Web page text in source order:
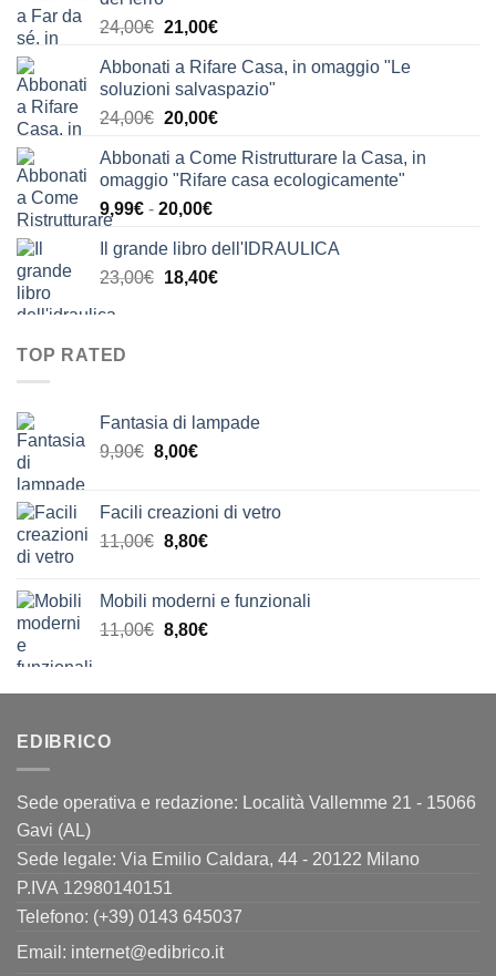
24,00€ Il
originale
era:
24,00€.
21,00€Il
attuale
è:
21,00€.
Abbonati a Rifare Casa, in omaggio "Le
soluzioni salvaspazio"
24,00€ Il
originale
era:
24,00€.
20,00€Il
attuale
è:
Abbonati a Come Ristrutturare la Casa, in
omaggio "Rifare casa ecologicamente"
9,99€ - 20,00€Fascia
prezzo:
da
Il grande libro dell'IDRAULICA
23,00€ Il
18,40€Il
TOP RATED
Fantasia di lampade
9,90€ Il
era:
9,90€.
8,00€Il
è:
8,00€.
Facili creazioni di vetro
11,00€ Il
era:
11,00€.
8,80€Il
è:
8,80€.
Mobili moderni e funzionali
11,00€ Il
era:
8,80€Il
è:
EDIBRICO
Sede operativa e redazione: Località Vallemme 21 - 15066
Gavi (AL)
Sede legale: Via Emilio Caldara, 44 - 20122 Milano
P.IVA 12980140151
Telefono: (+39) 0143 645037
Email: internet@edibrico.it